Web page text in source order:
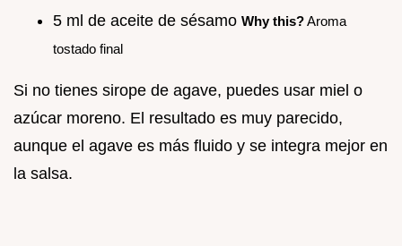
5 ml de aceite de sésamo Why this?Aroma
tostado final
Si no tienes sirope de agave, puedes usar miel o
azúcar moreno. El resultado es muy parecido,
aunque el agave es más fluido y se integra mejor en
la salsa.